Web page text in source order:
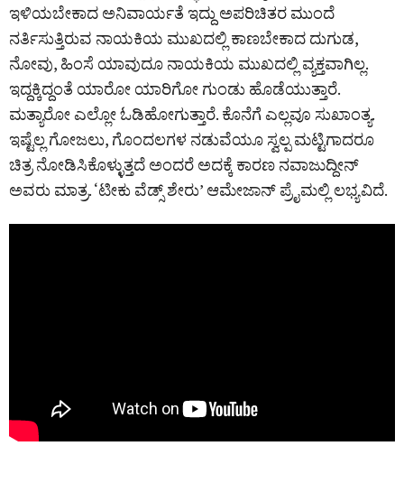
ಇಳಿಯಬೇಕಾದ ಅನಿವಾರ್ಯತೆ ಇದ್ದು ಅಪರಿಚಿತರ ಮುಂದೆ
ನರ್ತಿಸುತ್ತಿರುವ ನಾಯಕಿಯ ಮುಖದಲ್ಲಿ ಕಾಣಬೇಕಾದ ದುಗುಡ,
ನೋವು, ಹಿಂಸೆ ಯಾವುದೂ ನಾಯಕಿಯ ಮುಖದಲ್ಲಿ ವ್ಯಕ್ತವಾಗಿಲ್ಲ.
ಇದ್ದಕ್ಕಿದ್ದಂತೆ ಯಾರೋ ಯಾರಿಗೋ ಗುಂಡು ಹೊಡೆಯುತ್ತಾರೆ.
ಮತ್ಯಾರೋ ಎಲ್ಲೋ ಓಡಿಹೋಗುತ್ತಾರೆ. ಕೊನೆಗೆ ಎಲ್ಲವೂ ಸುಖಾಂತ್ಯ.
ಇಷ್ಟೆಲ್ಲ ಗೋಜಲು, ಗೊಂದಲಗಳ ನಡುವೆಯೂ ಸ್ವಲ್ಪ ಮಟ್ಟಿಗಾದರೂ
ಚಿತ್ರ ನೋಡಿಸಿಕೊಳ್ಳುತ್ತದೆ ಅಂದರೆ ಅದಕ್ಕೆ ಕಾರಣ ನವಾಜುದ್ದೀನ್
ಅವರು ಮಾತ್ರ. ‘ಟೀಕು ವೆಡ್ಸ್ ಶೇರು’ ಆಮೇಜಾನ್ ಪ್ರೈಮಲ್ಲಿ ಲಭ್ಯವಿದೆ.